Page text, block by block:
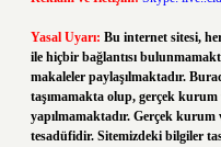
Yasal Uyarı: Bu internet sitesi,
ile hiçbir bağlantısı
makaleler paylaşılmaktadır.
taşımamakta olup, gerçek
yapılmamaktadır. Gerçek
tesadüfidir. Sitemizdeki bilgiler